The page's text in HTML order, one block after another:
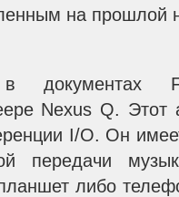
на прошлой
документах
Nexus Q. Этот
I/O. Он
передачи
либо